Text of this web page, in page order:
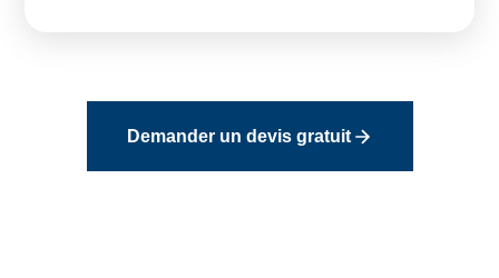
Demander un devis gratuit